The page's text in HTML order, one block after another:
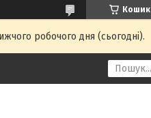
Кошик
робочого дня (сьогодні).